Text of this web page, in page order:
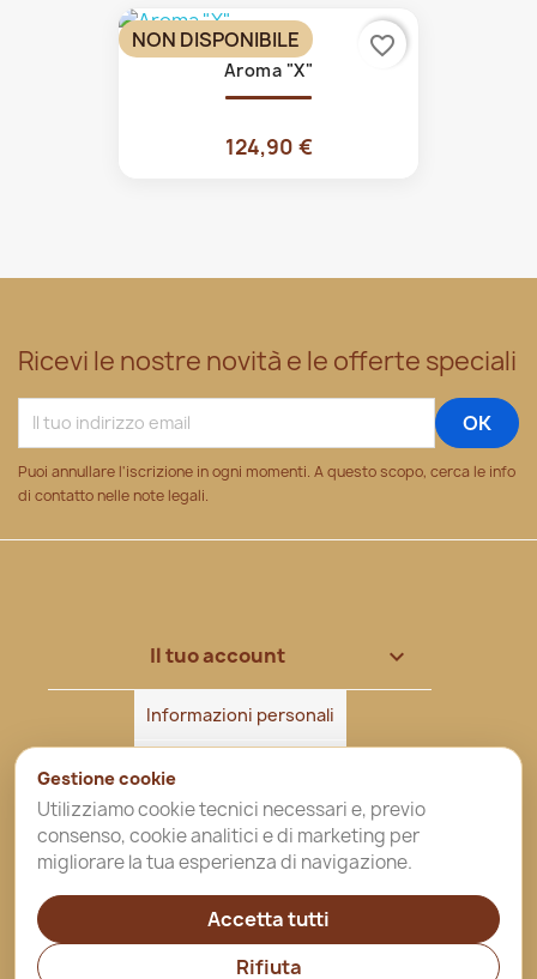
Aroma "X"
124,90 €
NON DISPONIBILE favorite_border
Ricevi le nostre novità e le offerte speciali
Puoi annullare l'iscrizione in ogni momenti. A questo scopo, cerca le info
di contatto nelle note legali.
Il tuo account 
Informazioni personali
Ordini
Note di credito
Buoni
Gestione cookie
Utilizziamo cookie tecnici necessari e, previo
consenso, cookie analitici e di marketing per
migliorare la tua esperienza di navigazione.
Accetta tutti
Rifiuta